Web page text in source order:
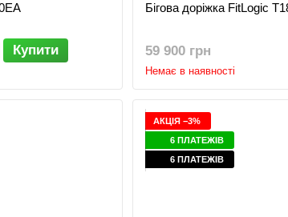
Купити
Бігова доріжка FitLogic
59 900 грн
Немає в наявності
АКЦІЯ −3%
6 ПЛАТЕЖІВ
6 ПЛАТЕЖІВ